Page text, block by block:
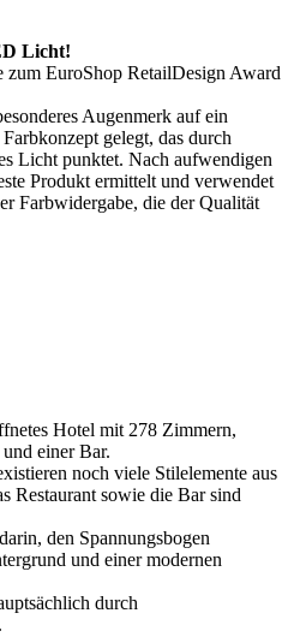
Licht!
EuroShop RetailDesign Award
Augenmerk auf ein
gelegt, das durch
Licht punktet. Nach aufwendigen
Produkt ermittelt und verwendet
Farbwidergabe, die der Qualität
Hotel mit 278 Zimmern,
einer Bar.
noch viele Stilelemente aus
Restaurant sowie die Bar sind
den Spannungsbogen
und einer modernen
durch